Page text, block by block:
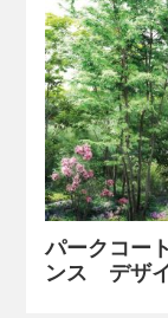
パークコー
ンス デザ